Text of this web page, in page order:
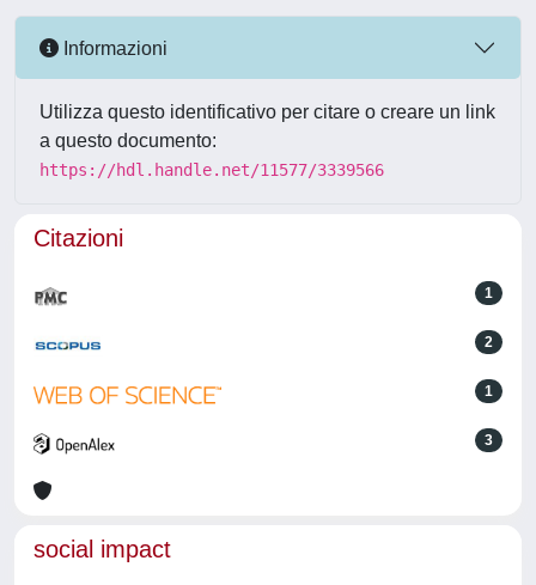
Informazioni
Utilizza questo identificativo per citare o creare un link
a questo documento:
https://hdl.handle.net/11577/3339566
Citazioni
1
2
1
3
social impact